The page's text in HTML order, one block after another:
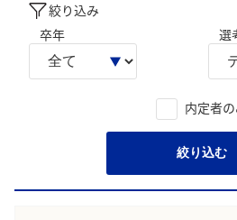
絞り込み
卒年
選
内定者
絞り込む